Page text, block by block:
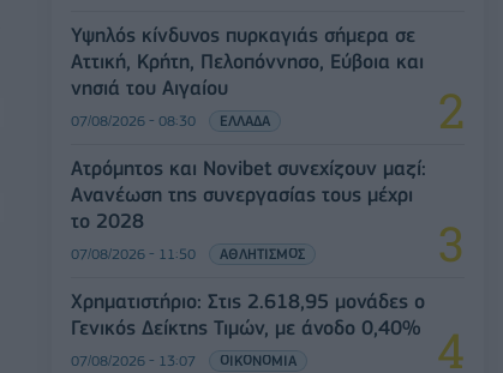
Υψηλός κίνδυνος πυρκαγιάς σήμερα σε
Αττική, Κρήτη, Πελοπόννησο, Εύβοια και
νησιά του Αιγαίου
07/08/2026 - 08:30 ΕΛΛΑΔΑ
Ατρόμητος και Novibet συνεχίζουν μαζί:
Ανανέωση της συνεργασίας τους μέχρι
το 2028
07/08/2026 - 11:50 ΑΘΛΗΤΙΣΜΟΣ
Χρηματιστήριο: Στις 2.618,95 μονάδες ο
Γενικός Δείκτης Τιμών, με άνοδο 0,40%
07/08/2026 - 13:07 ΟΙΚΟΝΟΜΙΑ